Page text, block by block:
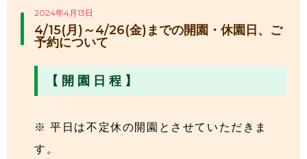
2024年4月13日
4/15(月)～4/26(金)までの開園・休園日、ご
予約について
【 開 園 日 程 】
※ 平日は不定休の開園とさせていただきま
す。